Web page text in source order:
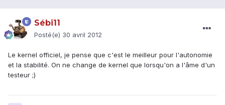
Sébi11
Posté(e) 30 avril 2012
Le kernel officiel, je pense que c'est le meilleur pour l'autonomie
et la stabilité. On ne change de kernel que lorsqu'on a l'âme d'un
testeur ;)